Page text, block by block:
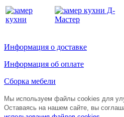
Информация о доставке
Информация об оплате
Сборка мебели
Мы используем файлы cookies для
Оставаясь на нашем сайте, вы